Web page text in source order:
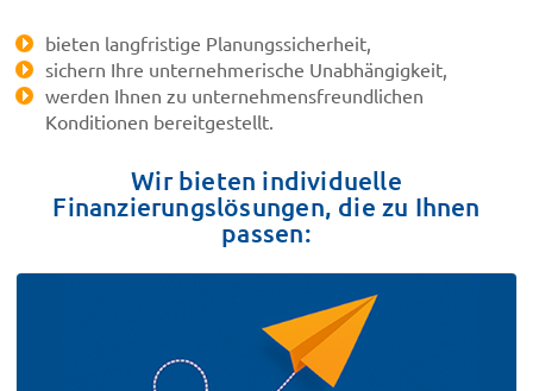
bieten langfristige Planungssicherheit,
sichern Ihre unternehmerische Unabhängigkeit,
werden Ihnen zu unternehmensfreundlichen
Konditionen bereitgestellt.
Wir bieten individuelle
Finanzierungslösungen, die zu Ihnen
passen:
VERWENDUNG